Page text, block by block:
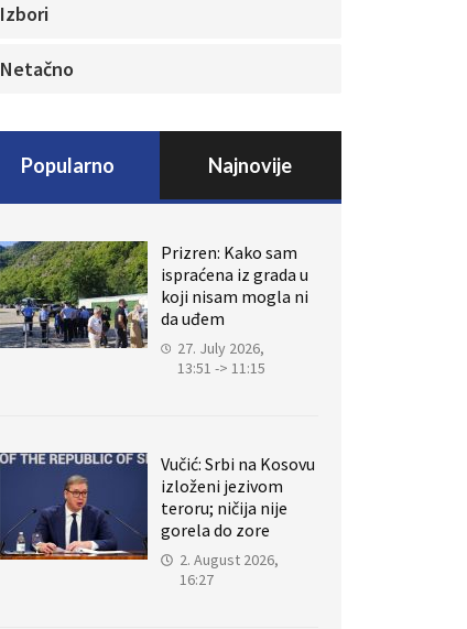
Izbori
Netačno
Popularno Najnovije
Prizren: Kako sam
ispraćena iz grada u
koji nisam mogla ni
da uđem
27. July 2026,
13:51 -> 11:15
Vučić: Srbi na Kosovu
izloženi jezivom
teroru; ničija nije
gorela do zore
2. August 2026,
16:27